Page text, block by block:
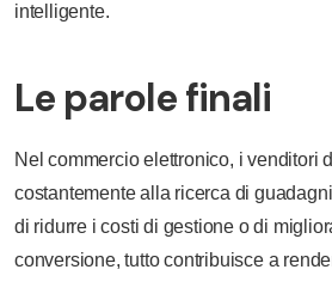
intelligente.
Le parole finali
Nel commercio elettronico, i venditori
costantemente alla ricerca di
di ridurre i costi di gestione o di
conversione, tutto contribuisce a